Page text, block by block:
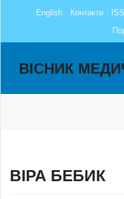
English Контакти
ВІСНИК
ВІРА БЕБИК